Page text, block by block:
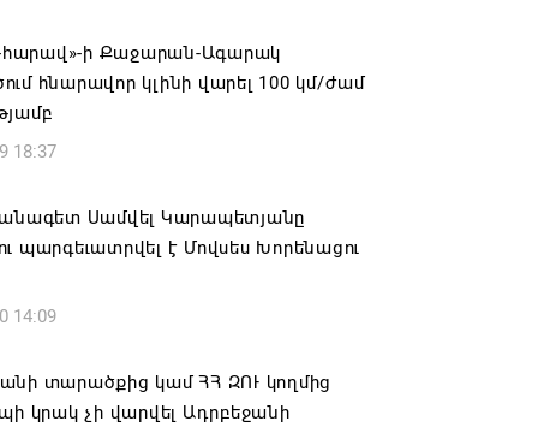
16:09
բանակը «Իսկանդերով» հարվածել
14:32
120 մլն եվրո ներդրում՝
մի շարք զբոսաշրջային
13:49
հարավ»-ի Քաջարան-Ագարակ
հնարավոր կլինի վարել 100 կմ/ժամ
18:37
Սամվել Կարապետյանը
պարգեւատրվել է Մովսես Խորենացու
14:09
տարածքից կամ ՀՀ ԶՈՒ կողմից
կրակ չի վարվել Ադրբեջանի